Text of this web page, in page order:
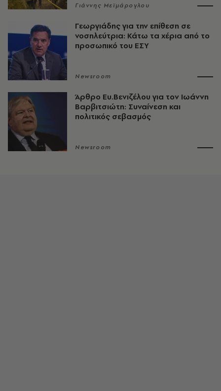
Γιάννης Μεϊμάρογλου
Γεωργιάδης για την επίθεση σε
νοσηλεύτρια: Κάτω τα χέρια από το
προσωπικό του ΕΣΥ
Newsroom
Άρθρο Ευ.Βενιζέλου για τον Iωάννη
Βαρβιτσιώτη: Συναίνεση και
πολιτικός σεβασμός
Newsroom